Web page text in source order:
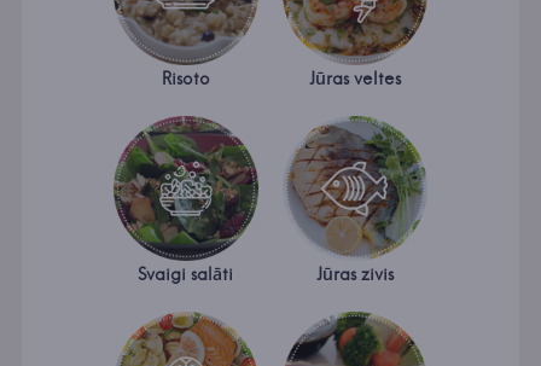
Risoto Jūras veltes
Svaigi salāti Jūras zivis